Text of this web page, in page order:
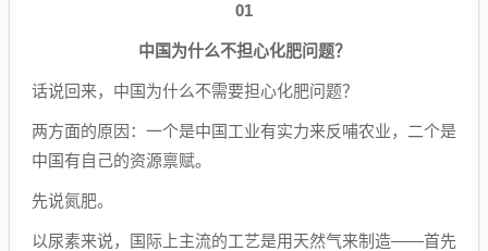
01
中国为什么不担心化肥问题？
话说回来，中国为什么不需要担心化肥问题？
两方面的原因：一个是中国工业有实力来反哺农业，二个是
中国有自己的资源禀赋。
先说氮肥。
以尿素来说，国际上主流的工艺是用天然气来制造——首先